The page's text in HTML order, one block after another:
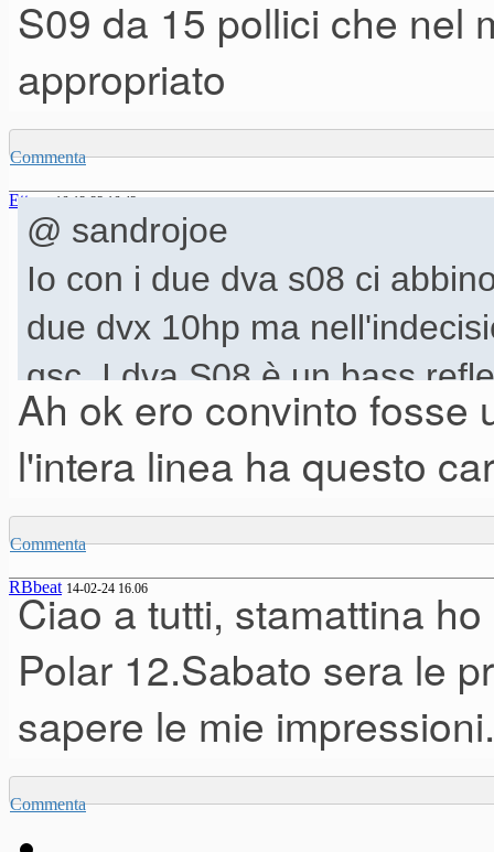
S09 da 15 pollici che nel
appropriato
Commenta
Ettore 16-12-23 16.43
@ sandrojoe
Io con i due dva s08 ci
due dvx 10hp ma
qsc. I dva S08 è un bass
Ettore il passabanda è S09
era più appropriato
Ah ok ero convinto fosse
l'intera linea ha questo
Commenta
RBbeat 14-02-24 16.06
Ciao a tutti, stamattina
Polar 12.Sabato sera le
sapere le mie impressioni.
Commenta